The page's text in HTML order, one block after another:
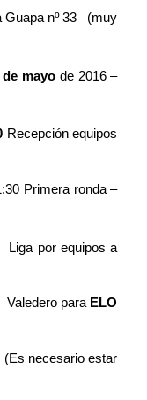
33 (muy
de mayo de 2016 –
Recepción equipos
ronda –
Liga por equipos a
ELO
estar